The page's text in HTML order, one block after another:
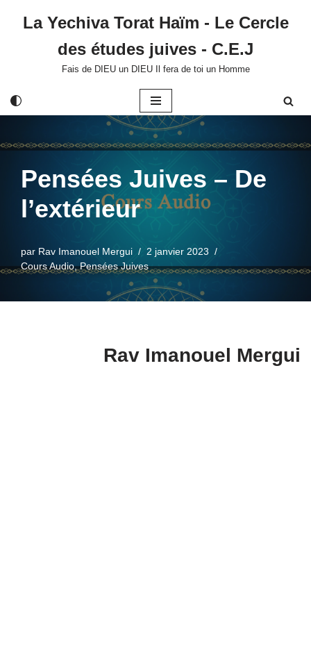
La Yechiva Torat Haïm - Le Cercle
des études juives - C.E.J
Fais de DIEU un DIEU Il fera de toi un Homme
Pensées Juives – De
l’extérieur
par Rav Imanouel Mergui
2 janvier 2023
Cours Audio,Pensées Juives
Rav Imanouel Mergui